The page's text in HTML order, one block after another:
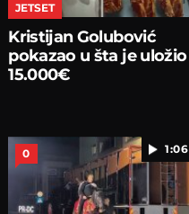
JETSET
Kristijan Golubović
pokazao u šta je uložio
15.000€
1:06
0